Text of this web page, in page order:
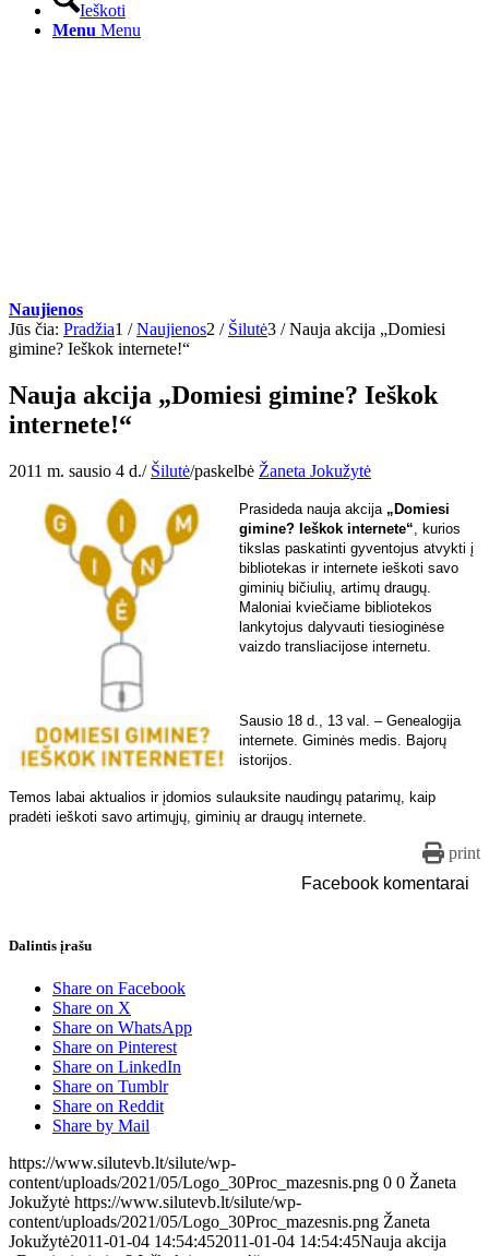
Ieškoti
Menu Menu
Naujienos
Jūs čia: Pradžia1 / Naujienos2 / Šilutė3 / Nauja akcija „Domiesi
gimine? Ieškok internete!“
Nauja akcija „Domiesi gimine? Ieškok
internete!“
2011 m. sausio 4 d./ Šilutė/paskelbė Žaneta Jokužytė
Prasideda nauja akcija„Domiesi
gimine? Ieškok internete“, kurios
tikslas paskatinti gyventojus atvykti į
bibliotekas ir internete ieškoti savo
giminių bičiulių, artimų draugų.
Maloniai kviečiame bibliotekos
lankytojus dalyvauti tiesioginėse
vaizdo transliacijose internetu.
Sausio 18 d., 13 val. – Genealogija
internete. Giminės medis. Bajorų
istorijos.
Temos labai aktualios ir įdomios sulauksite naudingų patarimų, kaip
pradėti ieškoti savo artimųjų, giminių ar draugų internete.
print
Facebook komentarai
Dalintis įrašu
Share on Facebook
Share on X
Share on WhatsApp
Share on Pinterest
Share on LinkedIn
Share on Tumblr
Share on Reddit
Share by Mail
https://www.silutevb.lt/silute/wp-
content/uploads/2021/05/Logo_30Proc_mazesnis.png 0 0 Žaneta
Jokužytė https://www.silutevb.lt/silute/wp-
content/uploads/2021/05/Logo_30Proc_mazesnis.png Žaneta
Jokužytė2011-01-04 14:54:452011-01-04 14:54:45Nauja akcija